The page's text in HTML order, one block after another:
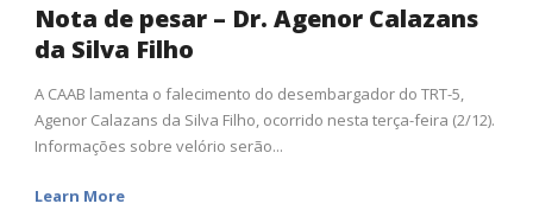
Nota de pesar – Dr. Agenor Calazans
da Silva Filho
A CAAB lamenta o falecimento do desembargador do TRT-5,
Agenor Calazans da Silva Filho, ocorrido nesta terça-feira (2/12).
Informações sobre velório serão...
Learn More